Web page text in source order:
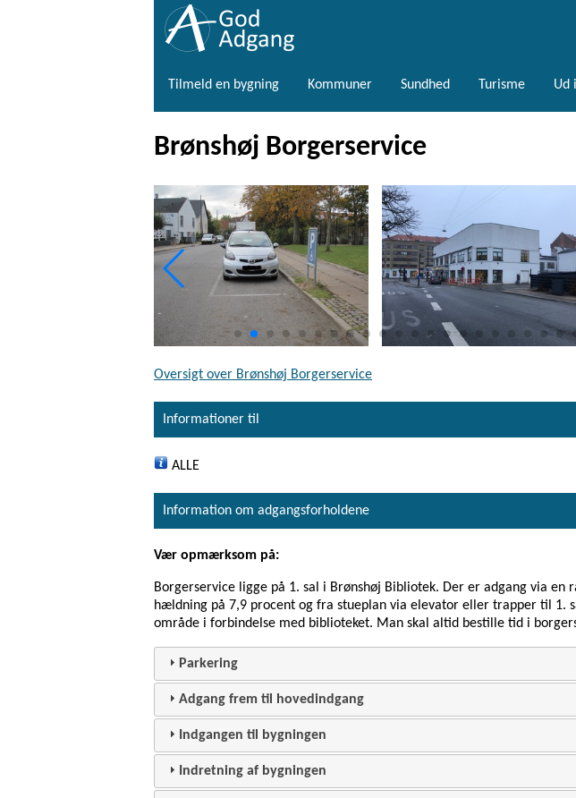
Tilmeld en bygning Kommuner Sundhed Turisme Ud
Brønshøj Borgerservice
Oversigt over Brønshøj Borgerservice
Informationer til
ALLE
Information om adgangsforholdene
Vær opmærksom på:
Borgerservice ligge på 1. sal i Brønshøj Bibliotek. Der er adgang via en
hældning på 7,9 procent og fra stueplan via elevator eller trapper til 1.
område i forbindelse med biblioteket. Man skal altid bestille tid i
Parkering
Adgang frem til hovedindgang
Indgangen til bygningen
Indretning af bygningen